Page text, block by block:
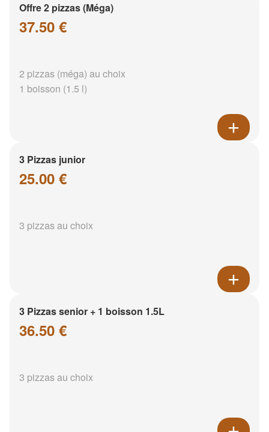
Offre 2 pizzas (Méga)
37.50 €
2 pizzas (méga) au choix
1 boisson (1.5 l)
3 Pizzas junior
25.00 €
3 pizzas au choix
3 Pizzas senior + 1 boisson 1.5L
36.50 €
3 pizzas au choix